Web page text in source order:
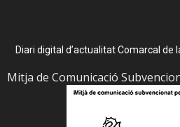
Diari digital d’actualitat Comarcal de
Mitja de Comunicació